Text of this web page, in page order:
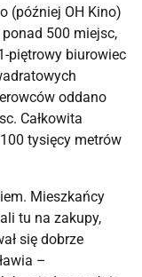
(później OH Kino)
500 miejsc,
piętrowy biurowiec
oddano
Całkowita
tysięcy metrów
Mieszkańcy
tu na zakupy,
się dobrze
–